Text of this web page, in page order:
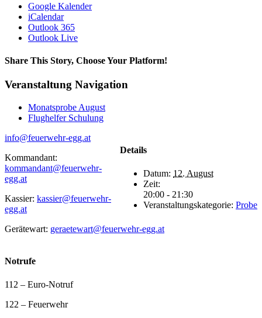
Google Kalender
iCalendar
Outlook 365
Outlook Live
Share This Story, Choose Your Platform!
Facebook
WhatsApp
Email
Veranstaltung Navigation
Monatsprobe August
Flughelfer Schulung
Details
Datum: 12. August
Zeit:
20:00 - 21:30
Veranstaltungskategorie: Probe
info@feuerwehr-egg.at
Kommandant:
kommandant@feuerwehr-
egg.at
Kassier: kassier@feuerwehr-
egg.at
Gerätewart: geraetewart@feuerwehr-egg.at
Notrufe
112 – Euro-Notruf
122 – Feuerwehr